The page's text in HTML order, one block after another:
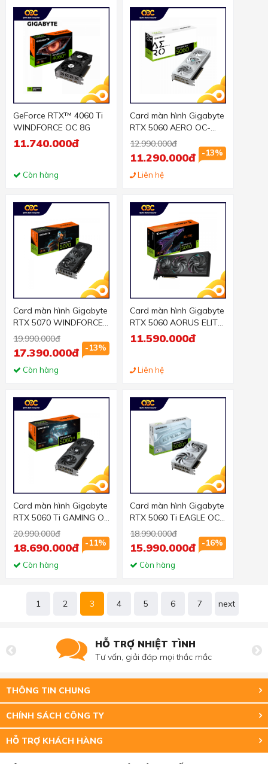
GeForce RTX™ 4060 Ti
WINDFORCE OC 8G
11.740.000đ
Còn hàng
Card màn hình Gigabyte
RTX 5060 AERO OC-
8GD (GV-N5060AERO
12.990.000đ
-13%
11.290.000đ
Liên hệ
Card màn hình Gigabyte
RTX 5070 WINDFORCE
SFF 12G
19.990.000đ
-13%
17.390.000đ
Còn hàng
Card màn hình Gigabyte
RTX 5060 AORUS ELITE-
8GD (GV-N5060AORUS
11.590.000đ
Liên hệ
Card màn hình Gigabyte
RTX 5060 Ti GAMING OC
16GD (GV-
N506TGAMINGOC-
16GD)
20.990.000đ
-11%
18.690.000đ
Còn hàng
Card màn hình Gigabyte
RTX 5060 Ti EAGLE OC
ICE 16GD (GV-
N506TEAGLE OC ICE-
16GD)
18.990.000đ
-16%
15.990.000đ
Còn hàng
1 2 3 4 5 6 7 next
HỖ TRỢ NHIỆT TÌNH
Tư vấn, giải đáp mọi thắc mắc
THÔNG TIN CHUNG
CHÍNH SÁCH CÔNG TY
HỖ TRỢ KHÁCH HÀNG